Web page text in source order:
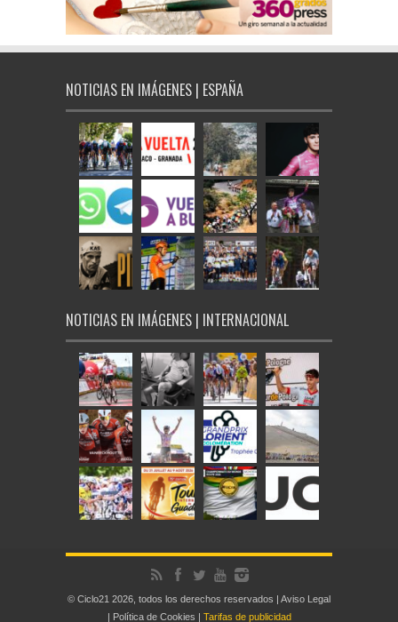
NOTICIAS EN IMÁGENES | ESPAÑA
NOTICIAS EN IMÁGENES | INTERNACIONAL
© Ciclo21 2026, todos los derechos reservados | Aviso Legal
Política de Cookies Tarifas de publicidad